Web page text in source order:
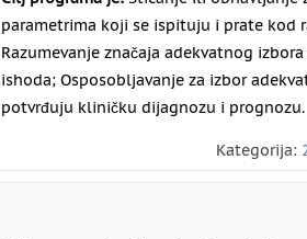
parametrima koji se ispituju i prate kod
Razumevanje značaja adekvatnog
ishoda; Osposobljavanje za izbor
potvrđuju kliničku dijagnozu i prognozu.
Kategorija: